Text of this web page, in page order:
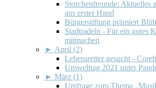
Storchenfreunde: Aktuelles
aus erster Hand
Bürgerstiftung prämiert
Stadtradeln - Für ein gutes
mitmachen
► April (2)
Lebensretter gesucht -
Umwelttag 2021 unter
► März (1)
Umfrage zum Thema